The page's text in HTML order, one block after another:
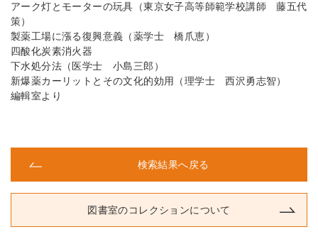
アーク灯とモーターの玩具（東京女子高等師範学校講師 藤五代
策）
製薬工場に漲る復興意義（薬学士 橋爪恵）
四酸化炭素消火器
下水処分法（医学士 小島三郎）
新爆薬カーリットとその文化的効用（理学士 西沢勇志智）
編輯室より
検索結果へ戻る
図書室のコレクションについて